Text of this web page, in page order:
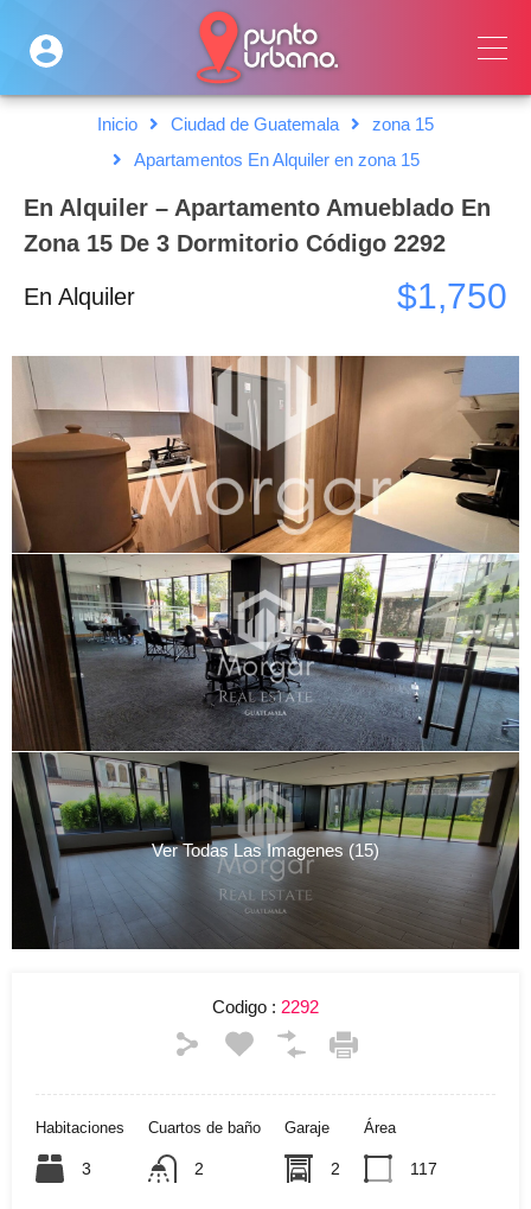
Inicio Ciudad de Guatemala
zona 15
Apartamentos En Alquiler en zona 15
En Alquiler – Apartamento Amueblado En
Zona 15 De 3 Dormitorio Código 2292
En Alquiler $1,750
Ver Todas Las Imagenes (15)
Codigo : 2292
Habitaciones
3
Cuartos de baño
2
Garaje
2
Área
117